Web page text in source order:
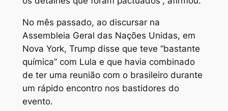
No mês passado, ao discursar na
Assembleia Geral das Nações Unidas, em
Nova York, Trump disse que teve “bastante
química” com Lula e que havia combinado
de ter uma reunião com o brasileiro durante
um rápido encontro nos bastidores do
evento.